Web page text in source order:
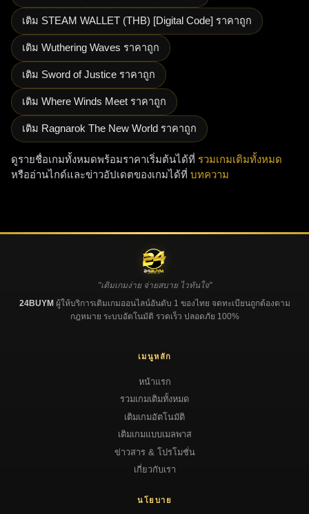
เติม STEAM WALLET (THB) [Digital Code] ราคาถูก
เติม Wuthering Waves ราคาถูก
เติม Sword of Justice ราคาถูก
เติม Where Winds Meet ราคาถูก
เติม Ragnarok The New World ราคาถูก
ดูรายชื่อเกมทั้งหมดพร้อมราคาเริ่มต้นได้ที่ รวมเกมเติมทั้งหมด
หรืออ่านไกด์และข่าวอัปเดตของเกมได้ที่ บทความ
"เติมเกมง่าย จ่ายสบาย ไวทันใจ"
24BUYMผู้ให้บริการเติมเกมออนไลน์อันดับ 1 ของไทย จดทะเบียนถูกต้องตาม
กฎหมาย ระบบอัตโนมัติ รวดเร็ว ปลอดภัย 100%
เมนูหลัก
หน้าแรก
รวมเกมเติมทั้งหมด
เติมเกมอัตโนมัติ
เติมเกมแบบเมลพาส
ข่าวสาร & โปรโมชั่น
เกี่ยวกับเรา
นโยบาย